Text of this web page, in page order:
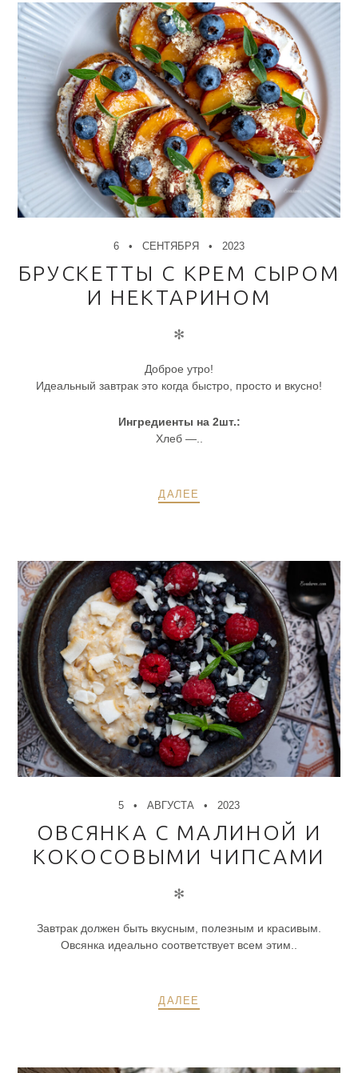
6 СЕНТЯБРЯ 2023
БРУСКЕТТЫ С КРЕМ СЫРОМ
И НЕКТАРИНОМ
✻
Доброе утро!
Идеальный завтрак это когда быстро, просто и вкусно!
Ингредиенты на 2шт.:
Хлеб —..
ДАЛЕЕ
5 АВГУСТА 2023
ОВСЯНКА С МАЛИНОЙ И
КОКОСОВЫМИ ЧИПСАМИ
✻
Завтрак должен быть вкусным, полезным и красивым.
Овсянка идеально соответствует всем этим..
ДАЛЕЕ